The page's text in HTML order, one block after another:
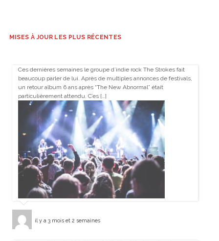
MISES À JOUR LES PLUS RÉCENTES
Ces dernières semaines le groupe d’indie rock The Strokes fait
beaucoup parler de lui. Après de multiples annonces de festivals,
un retour album 6 ans après “The New Abnormal” était
particulièrement attendu. C’es […]
il y a 3 mois et 2 semaines